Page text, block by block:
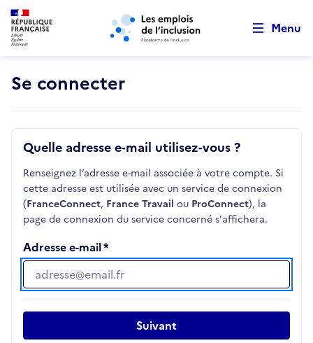
Aller au menu principal Aller au contenu principal
Menu
Se connecter
Quelle adresse e-mail utilisez-vous ?
Renseignez l’adresse e-mail associée à votre compte. Si
cette adresse est utilisée avec un service de connexion
(FranceConnect, France Travail ou ProConnect), la
page de connexion du service concerné s'affichera.
Adresse e-mail
Adresse e-mail
Suivant
Retour au début de la page
Panneau de gestion des cookies